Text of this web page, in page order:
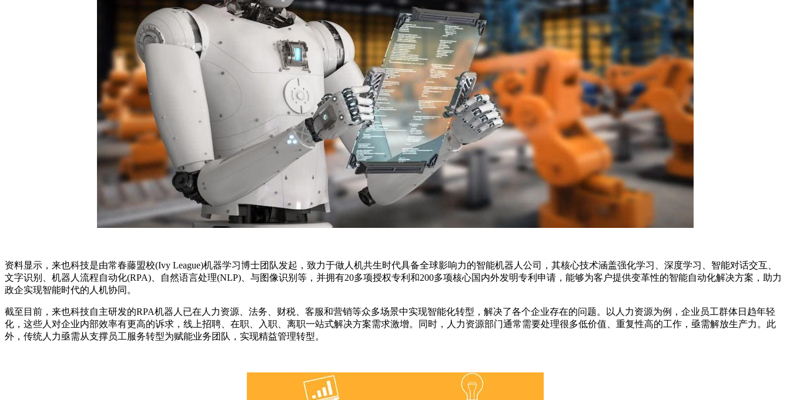
资料显示，来也科技是由常春藤盟校(Ivy League)机器学习博士团队发起，致力于做人机共生时代具备全球影响力的智能机器人公司，其核心技术涵盖强化学习、深度学习、智能对话交互、
文字识别、机器人流程自动化(RPA)、自然语言处理(NLP)、与图像识别等，并拥有20多项授权专利和200多项核心国内外发明专利申请，能够为客户提供变革性的智能自动化解决方案，助力
政企实现智能时代的人机协同。
截至目前，来也科技自主研发的RPA机器人已在人力资源、法务、财税、客服和营销等众多场景中实现智能化转型，解决了各个企业存在的问题。以人力资源为例，企业员工群体日趋年轻
化，这些人对企业内部效率有更高的诉求，线上招聘、在职、入职、离职一站式解决方案需求激增。同时，人力资源部门通常需要处理很多低价值、重复性高的工作，亟需解放生产力。此
外，传统人力亟需从支撑员工服务转型为赋能业务团队，实现精益管理转型。